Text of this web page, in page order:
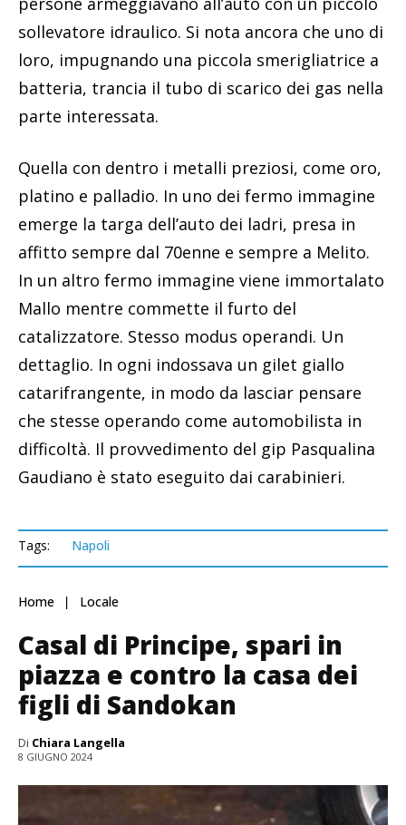
sollevatore idraulico. Si nota ancora che uno di
loro, impugnando una piccola smerigliatrice a
batteria, trancia il tubo di scarico dei gas nella
parte interessata.
Quella con dentro i metalli preziosi, come oro,
platino e palladio. In uno dei fermo immagine
emerge la targa dell’auto dei ladri, presa in
affitto sempre dal 70enne e sempre a Melito.
In un altro fermo immagine viene immortalato
Mallo mentre commette il furto del
catalizzatore. Stesso modus operandi. Un
dettaglio. In ogni indossava un gilet giallo
catarifrangente, in modo da lasciar pensare
che stesse operando come automobilista in
difficoltà. Il provvedimento del gip Pasqualina
Gaudiano è stato eseguito dai carabinieri.
Tags: Napoli
Home Locale
Casal di Principe, spari in
piazza e contro la casa dei
figli di Sandokan
Di Chiara Langella
8 GIUGNO 2024